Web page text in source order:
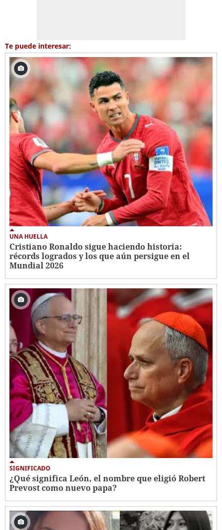
Te puede interesar:
UNA HUELLA
Cristiano Ronaldo sigue haciendo historia:
récords logrados y los que aún persigue en el
Mundial 2026
SIGNIFICADO
¿Qué significa León, el nombre que eligió Robert
Prevost como nuevo papa?